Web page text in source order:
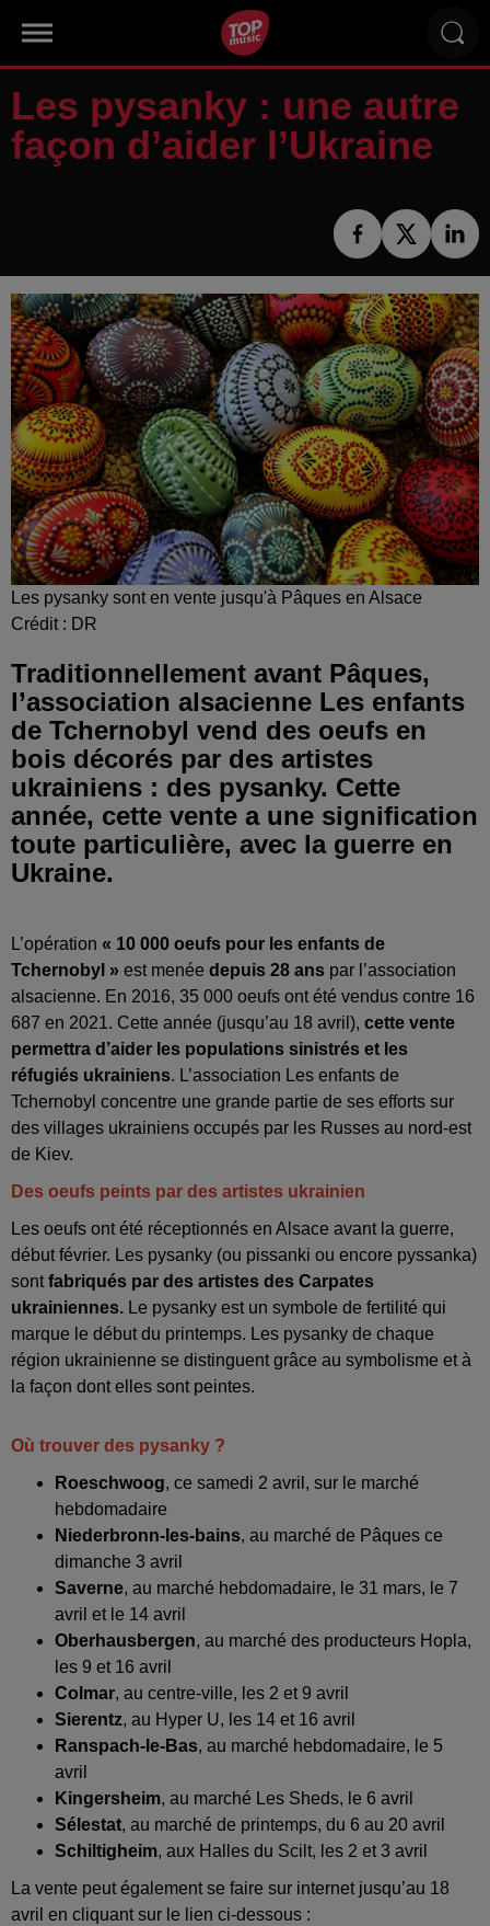
Les pysanky : une autre
façon d’aider l’Ukraine
Les pysanky sont en vente jusqu'à Pâques en Alsace
Crédit : DR
Traditionnellement avant Pâques,
l’association alsacienne Les enfants
de Tchernobyl vend des oeufs en
bois décorés par des artistes
ukrainiens : des pysanky. Cette
année, cette vente a une signification
toute particulière, avec la guerre en
Ukraine.
L’opération « 10 000 oeufs pour les enfants de
Tchernobyl » est menée depuis 28 ans par l’association
alsacienne. En 2016, 35 000 oeufs ont été vendus contre 16
687 en 2021. Cette année (jusqu’au 18 avril), cette vente
permettra d’aider les populations sinistrés et les
réfugiés ukrainiens. L’association Les enfants de
Tchernobyl concentre une grande partie de ses efforts sur
des villages ukrainiens occupés par les Russes au nord-est
de Kiev.
Des oeufs peints par des artistes ukrainien
Les oeufs ont été réceptionnés en Alsace avant la guerre,
début février. Les pysanky (ou pissanki ou encore pyssanka)
sontfabriqués par des artistes des Carpates
ukrainiennes. Le pysanky est un symbole de fertilité qui
marque le début du printemps. Les pysanky de chaque
région ukrainienne se distinguent grâce au symbolisme et à
la façon dont elles sont peintes.
Où trouver des pysanky ?
Roeschwoog, ce samedi 2 avril, sur le marché
hebdomadaire
Niederbronn-les-bains, au marché de Pâques ce
dimanche 3 avril
Saverne, au marché hebdomadaire, le 31 mars, le 7
avril et le 14 avril
Oberhausbergen, au marché des producteurs Hopla,
les 9 et 16 avril
Colmar, au centre-ville, les 2 et 9 avril
Sierentz, au Hyper U, les 14 et 16 avril
Ranspach-le-Bas, au marché hebdomadaire, le 5
avril
Kingersheim, au marché Les Sheds, le 6 avril
Sélestat, au marché de printemps, du 6 au 20 avril
Schiltigheim, aux Halles du Scilt, les 2 et 3 avril
La vente peut également se faire sur internet jusqu’au 18
avril en cliquant sur le lien ci-dessous :